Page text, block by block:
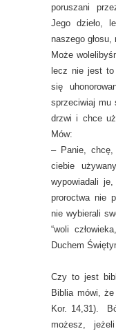
poruszani
Jego dzieło,
naszego
Może
lecz nie jest to
się
sprzeciwiaj mu
drzwi i chce
Mów:
– Panie, chcę,
ciebie
wypowiadali
proroctwa nie
nie wybierali
“woli
Duchem
Czy to jest
Biblia mówi,
Kor. 14,31).
możesz,